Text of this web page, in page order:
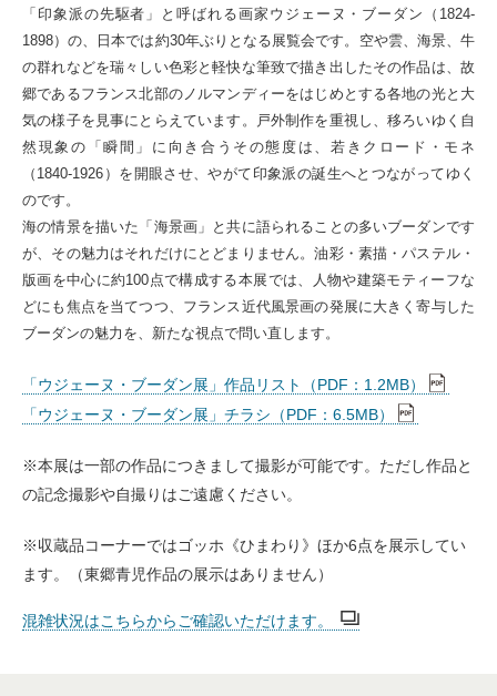
「印象派の先駆者」と呼ばれる画家ウジェーヌ・ブーダン（1824-
1898）の、日本では約30年ぶりとなる展覧会です。空や雲、海景、牛
の群れなどを瑞々しい色彩と軽快な筆致で描き出したその作品は、故
郷であるフランス北部のノルマンディーをはじめとする各地の光と大
気の様子を見事にとらえています。戸外制作を重視し、移ろいゆく自
然現象の「瞬間」に向き合うその態度は、若きクロード・モネ
（1840-1926）を開眼させ、やがて印象派の誕生へとつながってゆく
のです。
海の情景を描いた「海景画」と共に語られることの多いブーダンです
が、その魅力はそれだけにとどまりません。油彩・素描・パステル・
版画を中心に約100点で構成する本展では、人物や建築モティーフな
どにも焦点を当てつつ、フランス近代風景画の発展に大きく寄与した
ブーダンの魅力を、新たな視点で問い直します。
「ウジェーヌ・ブーダン展」作品リスト（PDF：1.2MB）
「ウジェーヌ・ブーダン展」チラシ（PDF：6.5MB）
※本展は一部の作品につきまして撮影が可能です。ただし作品と
の記念撮影や自撮りはご遠慮ください。
※収蔵品コーナーではゴッホ《ひまわり》ほか6点を展示してい
ます。（東郷青児作品の展示はありません）
混雑状況はこちらからご確認いただけます。